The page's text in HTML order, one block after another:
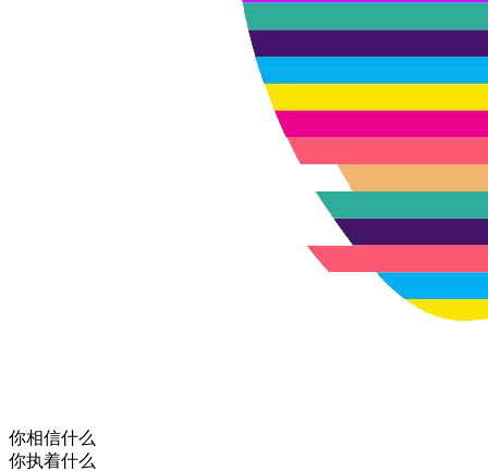
你相信什么
你执着什么